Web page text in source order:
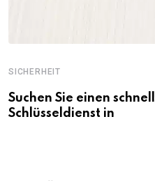
SICHERHEIT
Suchen Sie einen
Schlüsseldienst in